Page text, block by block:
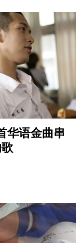
华语金曲串